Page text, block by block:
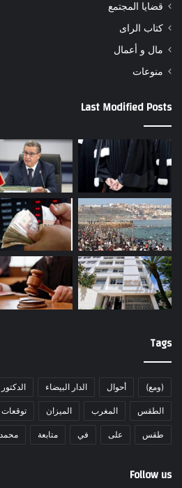
قضايا المجتمع
كتاب الراى
مال و أعمال
منوعات
Last Modified Posts
Tags
(ومع) أحوال الدار البيضاء الدكتور
الطقس المغرب الميزان توقعات
طقس على في متابعة محمد
Follow us